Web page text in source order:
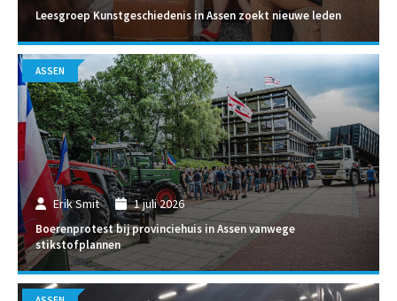
Leesgroep Kunstgeschiedenis in Assen zoekt nieuwe leden
Erik Smit 1 juli 2026
Boerenprotest bij provinciehuis in Assen vanwege
stikstofplannen
ASSEN